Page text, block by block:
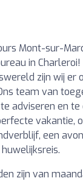
Mont-sur-
in
zijn wij er
team van
adviseren en
vakantie,
een
zijn van